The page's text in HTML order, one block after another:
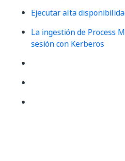
Ejecutar alta
La ingestión de Process
sesión con Kerberos